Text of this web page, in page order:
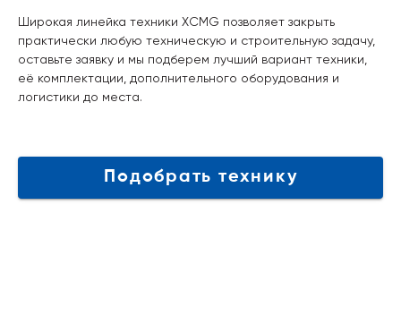
Широкая линейка техники XCMG позволяет закрыть
практически любую техническую и строительную задачу,
оставьте заявку и мы подберем лучший вариант техники,
её комплектации, дополнительного оборудования и
логистики до места.
Подобрать технику